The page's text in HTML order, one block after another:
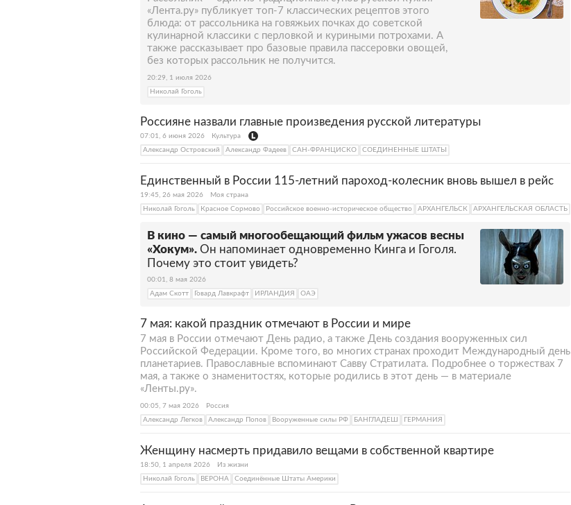
«Лента.ру» публикует топ-7 классических рецептов этого
блюда: от рассольника на говяжьих почках до советской
кулинарной классики с перловкой и куриными потрохами. А
также рассказывает про базовые правила пассеровки овощей,
без которых рассольник не получится.
20:29, 1 июля 2026
Николай Гоголь
Россияне назвали главные произведения русской литературы
07:01, 6 июня 2026
Культура
Александр Островский
Александр Фадеев САН-ФРАНЦИСКО СОЕДИНЕННЫЕ ШТАТЫ
Единственный в России 115-летний пароход-колесник вновь вышел в рейс
19:45, 26 мая 2026
Моя страна
Николай Гоголь
Красное Сормово Российское военно-историческое общество АРХАНГЕЛЬСК АРХАНГЕЛЬСКАЯ ОБЛАСТЬ
В кино — самый многообещающий фильм ужасов весны
«Хокум». Он напоминает одновременно Кинга и Гоголя.
Почему это стоит увидеть?
00:01, 8 мая 2026
Адам Скотт
Говард Лавкрафт ИРЛАНДИЯ ОАЭ
7 мая: какой праздник отмечают в России и мире
7 мая в России отмечают День радио, а также День создания вооруженных сил
Российской Федерации. Кроме того, во многих странах проходит Международный день
планетариев. Православные вспоминают Савву Стратилата. Подробнее о торжествах 7
мая, а также о знаменитостях, которые родились в этот день — в материале
«Ленты.ру».
00:05, 7 мая 2026
Россия
Александр Легков
Александр Попов Вооруженные силы РФ БАНГЛАДЕШ ГЕРМАНИЯ
Женщину насмерть придавило вещами в собственной квартире
18:50, 1 апреля 2026
Из жизни
Николай Гоголь
ВЕРОНА Соединённые Штаты Америки